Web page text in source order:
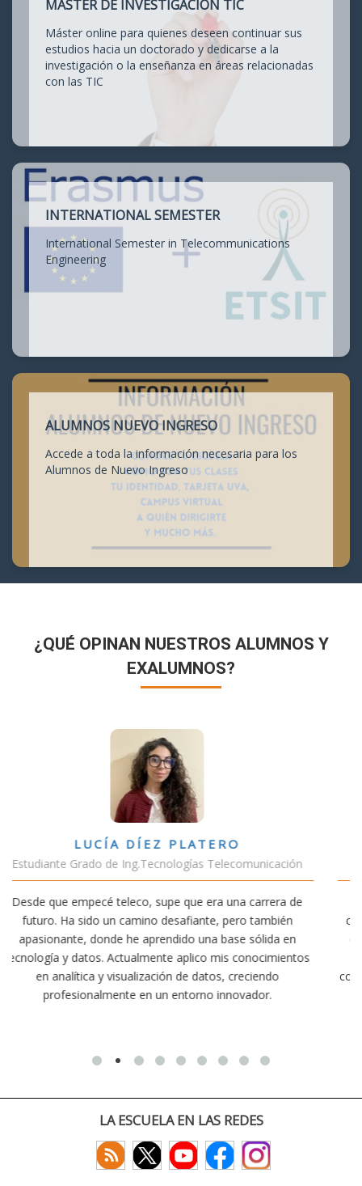
MÁSTER DE INVESTIGACIÓN TIC
Máster online para quienes deseen continuar sus
estudios hacia un doctorado y dedicarse a la
investigación o la enseñanza en áreas relacionadas
con las TIC
INTERNATIONAL SEMESTER
International Semester in Telecommunications
Engineering
ALUMNOS NUEVO INGRESO
Accede a toda la información necesaria para los
Alumnos de Nuevo Ingreso
¿QUÉ OPINAN NUESTROS ALUMNOS Y
EXALUMNOS?
de
en
VÍCTOR SÁNCHEZ VALENCIA
Estudiante Doble Grado Teleco-ADE
Estudiar teleco me ha permitido comprender cómo
conectividad afecta nuestra vida diaria. Aunque la
exige esfuerzo, he dedicado parte de mi tiempo a
actividades como el salvamento y socorrismo. Estoy
convencido de que elegir teleco ha sido una de las
decisiones que he tomado.
LA ESCUELA EN LAS REDES